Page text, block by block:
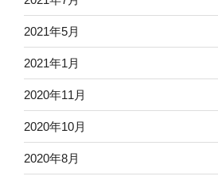
2021年5月
2021年1月
2020年11月
2020年10月
2020年8月